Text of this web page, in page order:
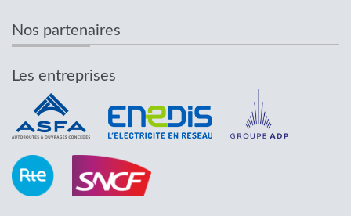
Nos partenaires
Les entreprises